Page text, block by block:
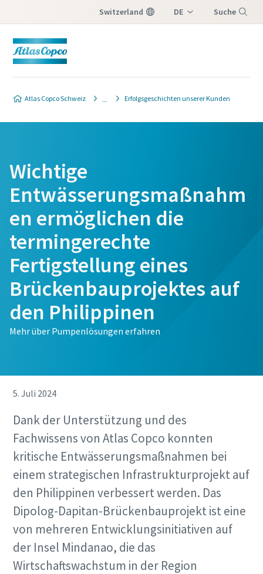
Switzerland DE Suche
Atlas Copco Schweiz Erfolgsgeschichten unserer Kunden
Wichtige
Entwässerungsmaßnahm
en ermöglichen die
termingerechte
Fertigstellung eines
Brückenbauprojektes auf
den Philippinen
Mehr über Pumpenlösungen erfahren
5. Juli 2024
Dank der Unterstützung und des
Fachwissens von Atlas Copco konnten
kritische Entwässerungsmaßnahmen bei
einem strategischen Infrastrukturprojekt auf
den Philippinen verbessert werden. Das
Dipolog-Dapitan-Brückenbauprojekt ist eine
von mehreren Entwicklungsinitiativen auf
der Insel Mindanao, die das
Wirtschaftswachstum in der Region